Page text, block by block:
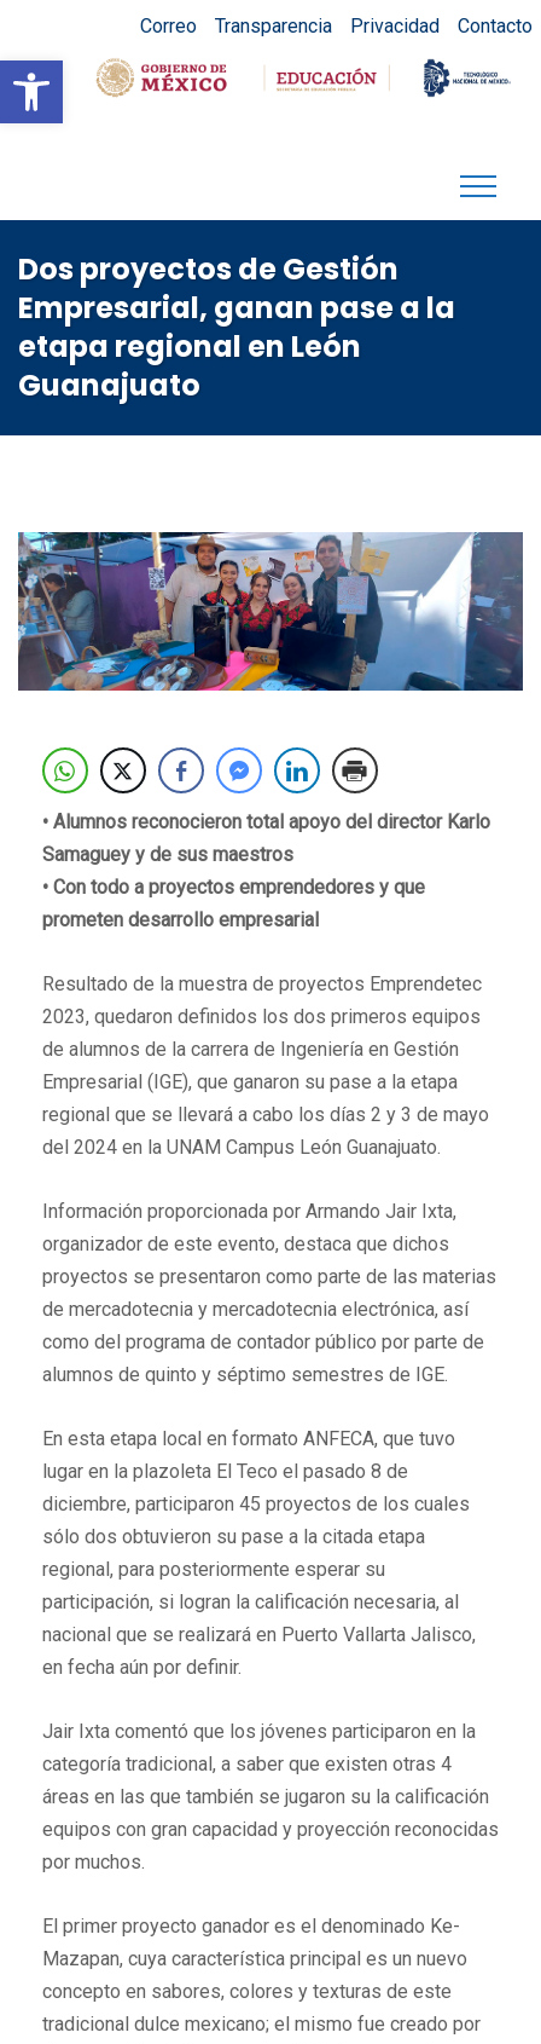
Abrir barra de herramientas
Correo Transparencia Privacidad Contacto
Dos proyectos de Gestión
Empresarial, ganan pase a la
etapa regional en León
Guanajuato
• Alumnos reconocieron total apoyo del director Karlo
Samaguey y de sus maestros
• Con todo a proyectos emprendedores y que
prometen desarrollo empresarial
Resultado de la muestra de proyectos Emprendetec
2023, quedaron definidos los dos primeros equipos
de alumnos de la carrera de Ingeniería en Gestión
Empresarial (IGE), que ganaron su pase a la etapa
regional que se llevará a cabo los días 2 y 3 de mayo
del 2024 en la UNAM Campus León Guanajuato.
Información proporcionada por Armando Jair Ixta,
organizador de este evento, destaca que dichos
proyectos se presentaron como parte de las materias
de mercadotecnia y mercadotecnia electrónica, así
como del programa de contador público por parte de
alumnos de quinto y séptimo semestres de IGE.
En esta etapa local en formato ANFECA, que tuvo
lugar en la plazoleta El Teco el pasado 8 de
diciembre, participaron 45 proyectos de los cuales
sólo dos obtuvieron su pase a la citada etapa
regional, para posteriormente esperar su
participación, si logran la calificación necesaria, al
nacional que se realizará en Puerto Vallarta Jalisco,
en fecha aún por definir.
Jair Ixta comentó que los jóvenes participaron en la
categoría tradicional, a saber que existen otras 4
áreas en las que también se jugaron su la calificación
equipos con gran capacidad y proyección reconocidas
por muchos.
El primer proyecto ganador es el denominado Ke-
Mazapan, cuya característica principal es un nuevo
concepto en sabores, colores y texturas de este
tradicional dulce mexicano; el mismo fue creado por